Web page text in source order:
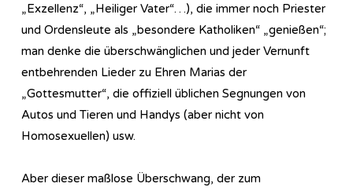
„Exzellenz“, „Heiliger Vater“…), die immer noch Priester
und Ordensleute als „besondere Katholiken“ „genießen“;
man denke die überschwänglichen und jeder Vernunft
entbehrenden Lieder zu Ehren Marias der
„Gottesmutter“, die offiziell üblichen Segnungen von
Autos und Tieren und Handys (aber nicht von
Homosexuellen) usw.
Aber dieser maßlose Überschwang, der zum